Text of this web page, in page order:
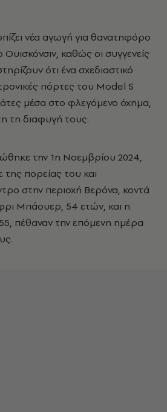
νέα αγωγή για θανατηφόρο
καθώς οι συγγενείς
ότι ένα σχεδιαστικό
πόρτες του Model S
μέσα στο φλεγόμενο όχημα,
τη διαφυγή τους.
την 1η Νοεμβρίου 2024,
της πορείας του και
στην περιοχή Βερόνα, κοντά
Μπάουερ, 54 ετών, και η
πέθαναν την επόμενη ημέρα